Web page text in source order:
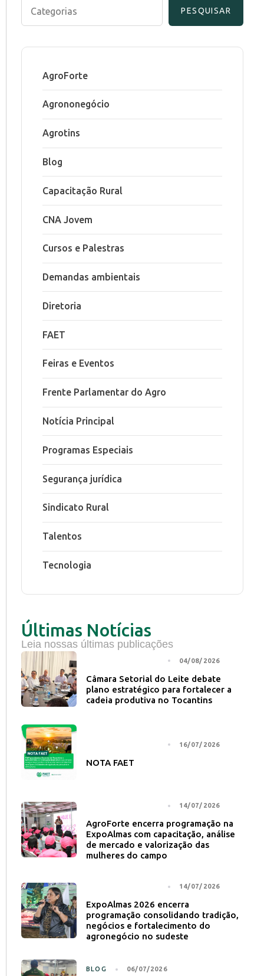
PESQUISAR
AgroForte
Agrononegócio
Agrotins
Blog
Capacitação Rural
CNA Jovem
Cursos e Palestras
Demandas ambientais
Diretoria
FAET
Feiras e Eventos
Frente Parlamentar do Agro
Notícia Principal
Programas Especiais
Segurança jurídica
Sindicato Rural
Talentos
Tecnologia
Últimas Notícias
Leia nossas últimas publicações
04/08/2026
Câmara Setorial do Leite debate
plano estratégico para fortalecer a
cadeia produtiva no Tocantins
16/07/2026
NOTA FAET
14/07/2026
AgroForte encerra programação na
ExpoAlmas com capacitação, análise
de mercado e valorização das
mulheres do campo
14/07/2026
ExpoAlmas 2026 encerra
programação consolidando tradição,
negócios e fortalecimento do
agronegócio no sudeste
BLOG 06/07/2026